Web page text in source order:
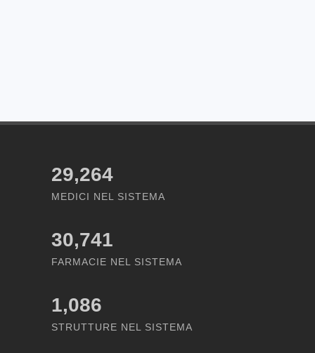
29,264
MEDICI NEL SISTEMA
30,741
FARMACIE NEL SISTEMA
1,086
STRUTTURE NEL SISTEMA